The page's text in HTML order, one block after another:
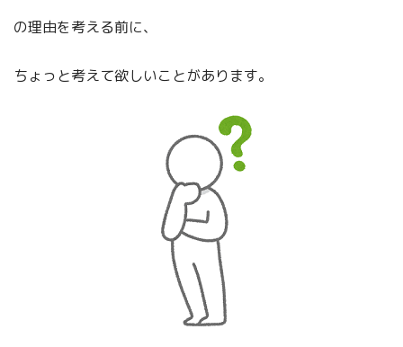
の理由を考える前に、
ちょっと考えて欲しいことがあります。